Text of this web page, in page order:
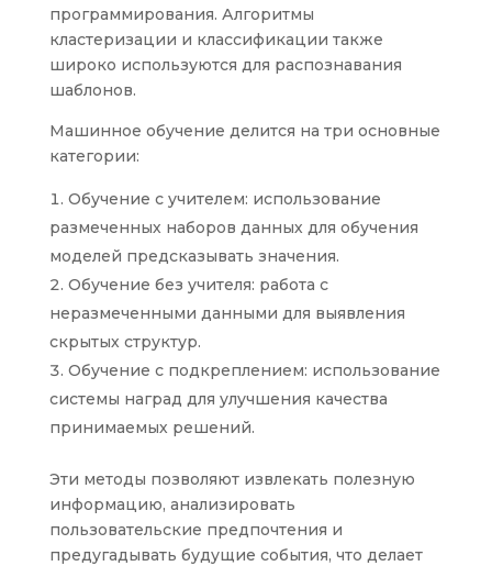
программирования. Алгоритмы
кластеризации и классификации также
широко используются для распознавания
шаблонов.
Машинное обучение делится на три основные
категории:
Обучение с учителем: использование
размеченных наборов данных для обучения
моделей предсказывать значения.
Обучение без учителя: работа с
неразмеченными данными для выявления
скрытых структур.
Обучение с подкреплением: использование
системы наград для улучшения качества
принимаемых решений.
Эти методы позволяют извлекать полезную
информацию, анализировать
пользовательские предпочтения и
предугадывать будущие события, что делает